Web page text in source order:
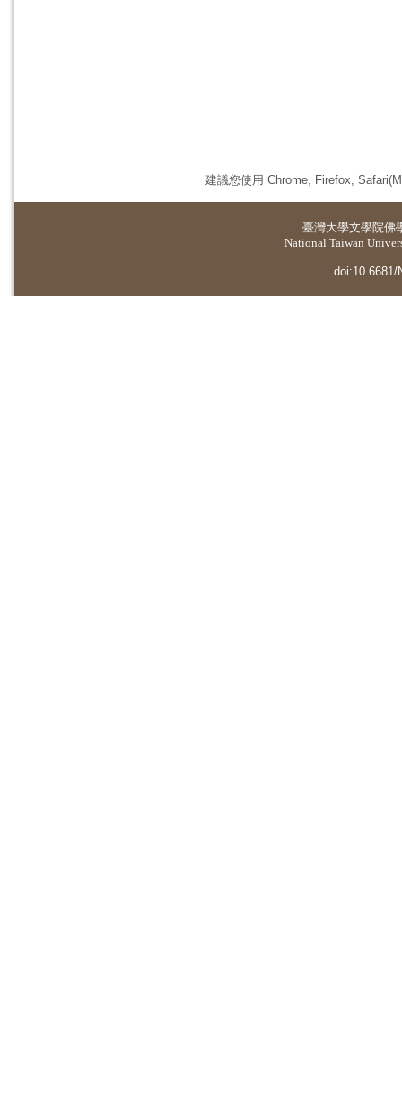
建議您使用 Chrome, Firefox,
臺灣大學文學院佛
National Taiwan
doi:10.6681/